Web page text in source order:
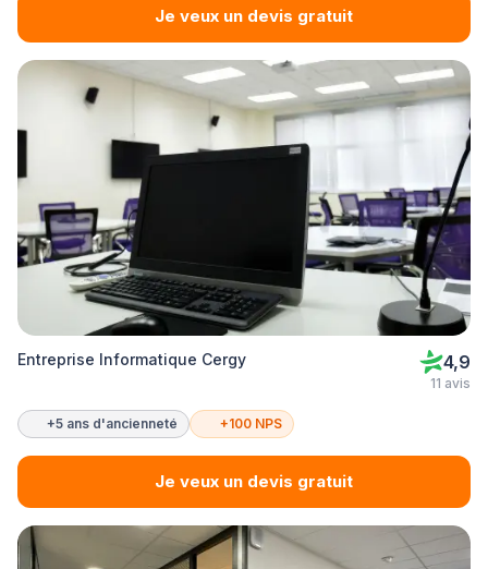
Je veux un devis gratuit
Entreprise Informatique Cergy 4,9
11 avis
+5 ans d'ancienneté +100 NPS
Je veux un devis gratuit